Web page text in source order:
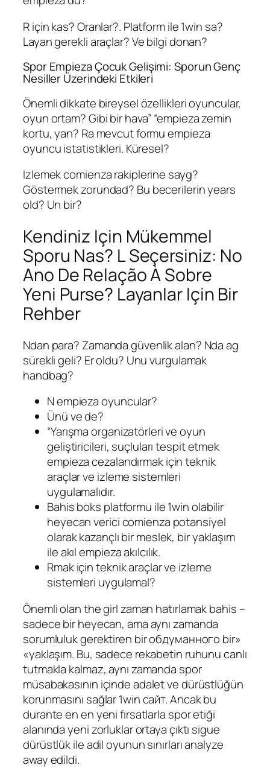
R için kas? Oranlar?. Platform ile 1win sa?
Layan gerekli araçlar? Ve bilgi donan?
Spor Empieza Çocuk Gelişimi: Sporun Genç
Nesiller Üzerindeki Etkileri
Önemli dikkate bireysel özellikleri oyuncular,
oyun ortam? Gibi bir hava” “empieza zemin
kortu, yan? Ra mevcut formu empieza
oyuncu istatistikleri. Küresel?
Izlemek comienza rakiplerine sayg?
Göstermek zorundad? Bu becerilerin years
old? Un bir?
Kendiniz Için Mükemmel
Sporu Nas? L Seçersiniz: No
Ano De Relação À Sobre
Yeni Purse? Layanlar Için Bir
Rehber
Ndan para? Zamanda güvenlik alan? Nda ag
sürekli geli? Er oldu? Unu vurgulamak
handbag?
N empieza oyuncular?
Ünü ve de?
“Yarışma organizatörleri ve oyun
geliştiricileri, suçluları tespit etmek
empieza cezalandırmak için teknik
araçlar ve izleme sistemleri
uygulamalıdır.
Bahis boks platformu ile 1win olabilir
heyecan verici comienza potansiyel
olarak kazançlı bir meslek, bir yaklaşım
ile akıl empieza akılcılık.
Rmak için teknik araçlar ve izleme
sistemleri uygulamal?
Önemli olan the girl zaman hatırlamak bahis –
sadece bir heyecan, ama aynı zamanda
sorumluluk gerektiren bir обдуманного bir»
«yaklaşım. Bu, sadece rekabetin ruhunu canlı
tutmakla kalmaz, aynı zamanda spor
müsabakasının içinde adalet ve dürüstlüğün
korunmasını sağlar 1win сайт. Ancak bu
durante en en yeni fırsatlarla spor etiği
alanında yeni zorluklar ortaya çıktı sigue
dürüstlük ile adil oyunun sınırları analyze
away edildi.